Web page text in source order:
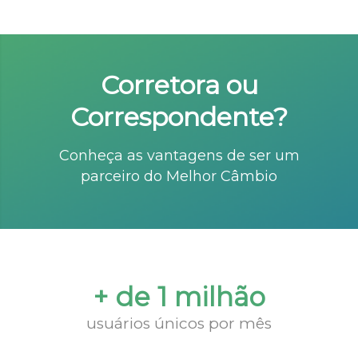
Corretora ou
Correspondente?
Conheça as vantagens de ser um
parceiro do Melhor Câmbio
+ de 1 milhão
usuários únicos por mês